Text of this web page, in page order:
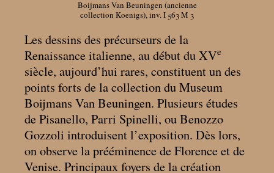
Boijmans Van Beuningen (ancienne
collection Koenigs), inv. I 563 M 3
Les dessins des précurseurs de la
Renaissance italienne, au début du XVe
siècle, aujourd’hui rares, constituent un des
points forts de la collection du Museum
Boijmans Van Beuningen. Plusieurs études
de Pisanello, Parri Spinelli, ou Benozzo
Gozzoli introduisent l’exposition. Dès lors,
on observe la prééminence de Florence et de
Venise. Principaux foyers de la création